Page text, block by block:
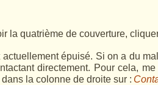
la quatrième de couverture,
actuellement épuisé. Si on a du
directement. Pour cela,
la colonne de droite sur :